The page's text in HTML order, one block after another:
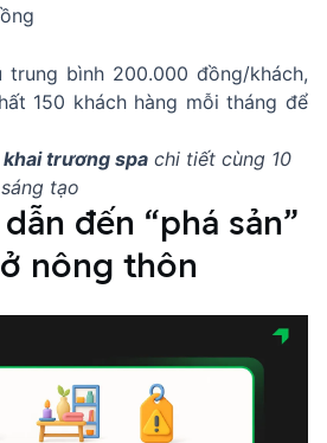
bình 200.000 đồng/khách,
150 khách hàng mỗi tháng để
khai trương spa chi tiết cùng 10
tạo
đến “phá sản”
nông thôn